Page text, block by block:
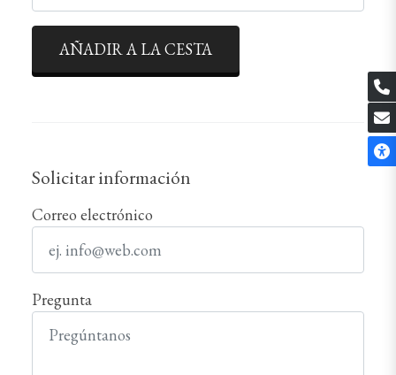
AÑADIR A LA CESTA
Solicitar información
Correo electrónico
Pregunta